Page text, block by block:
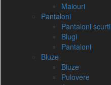
Maiouri
Pantaloni
Pantaloni scurti
Blugi
Pantaloni
Bluze
Bluze
Pulovere